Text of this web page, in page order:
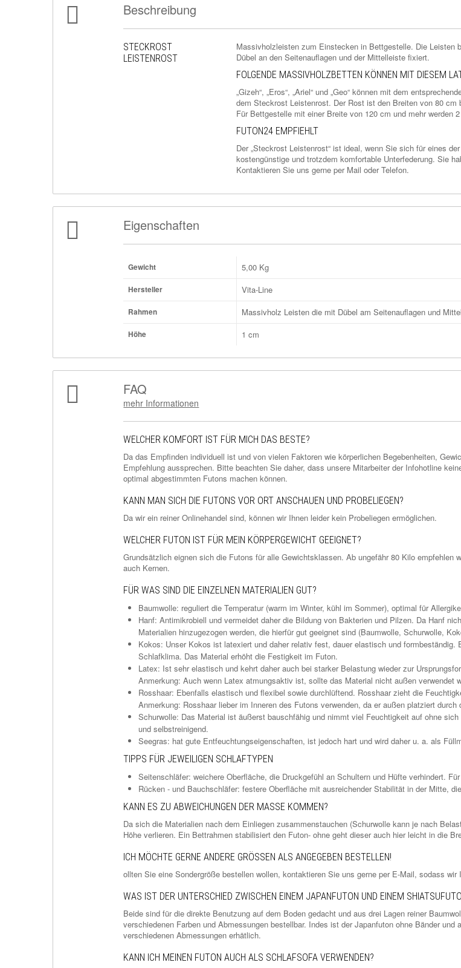
Beschreibung
STECKROST
LEISTENROST
Massivholzleisten zum Einstecken in Bettgestelle. Die Leisten
Dübel an den Seitenauflagen und der Mittelleiste fixiert.
FOLGENDE MASSIVHOLZBETTEN KÖNNEN MIT DIESEM
„Gizeh“, „Eros“, „Ariel“ und „Geo“ können mit dem
dem Steckrost Leistenrost. Der Rost ist den Breiten von 80
Für Bettgestelle mit einer Breite von 120 cm und mehr werden
FUTON24 EMPFIEHLT
Der „Steckrost Leistenrost“ ist ideal, wenn Sie sich für eines
kostengünstige und trotzdem komfortable Unterfederung. Sie
Kontaktieren Sie uns gerne per Mail oder Telefon.
Eigenschaften
Gewicht 5,00 Kg
Hersteller Vita-Line
Rahmen Massivholz Leisten die mit Dübel am Seitenauflagen und
Höhe 1 cm
FAQ
mehr Informationen
WELCHER KOMFORT IST FÜR MICH DAS BESTE?
Da das Empfinden individuell ist und von vielen Faktoren wie körperlichen Begebenheiten,
Empfehlung aussprechen. Bitte beachten Sie daher, dass unsere Mitarbeiter der Infohotline
optimal abgestimmten Futons machen können.
KANN MAN SICH DIE FUTONS VOR ORT ANSCHAUEN UND PROBELIEGEN?
Da wir ein reiner Onlinehandel sind, können wir Ihnen leider kein Probeliegen ermöglichen.
WELCHER FUTON IST FÜR MEIN KÖRPERGEWICHT GEEIGNET?
Grundsätzlich eignen sich die Futons für alle Gewichtsklassen. Ab ungefähr 80 Kilo empfehlen
auch Kernen.
FÜR WAS SIND DIE EINZELNEN MATERIALIEN GUT?
Baumwolle: reguliert die Temperatur (warm im Winter, kühl im Sommer), optimal für
Hanf: Antimikrobiell und vermeidet daher die Bildung von Bakterien und Pilzen. Da Hanf
Materialien hinzugezogen werden, die hierfür gut geeignet sind (Baumwolle, Schurwolle,
Kokos: Unser Kokos ist latexiert und daher relativ fest, dauer elastisch und
Schlafklima. Das Material erhöht die Festigkeit im Futon.
Latex: Ist sehr elastisch und kehrt daher auch bei starker Belastung wieder zur
Anmerkung: Auch wenn Latex atmungsaktiv ist, sollte das Material nicht außen verwendet
Rosshaar: Ebenfalls elastisch und flexibel sowie durchlüftend. Rosshaar zieht die
Anmerkung: Rosshaar lieber im Inneren des Futons verwenden, da er außen platziert durch
Schurwolle: Das Material ist äußerst bauschfähig und nimmt viel Feuchtigkeit auf ohne
und selbstreinigend.
Seegras: hat gute Entfeuchtungseigenschaften, ist jedoch hart und wird daher u. a. als
TIPPS FÜR JEWEILIGEN SCHLAFTYPEN
Seitenschläfer: weichere Oberfläche, die Druckgefühl an Schultern und Hüfte verhindert.
Rücken - und Bauchschläfer: festere Oberfläche mit ausreichender Stabilität in der Mitte,
KANN ES ZU ABWEICHUNGEN DER MASSE KOMMEN?
Da sich die Materialien nach dem Einliegen zusammenstauchen (Schurwolle kann je nach
Höhe verlieren. Ein Bettrahmen stabilisiert den Futon- ohne geht dieser auch hier leicht in die
ICH MÖCHTE GERNE ANDERE GRÖSSEN ALS ANGEGEBEN BESTELLEN!
ollten Sie eine Sondergröße bestellen wollen, kontaktieren Sie uns gerne per E-Mail, sodass
WAS IST DER UNTERSCHIED ZWISCHEN EINEM JAPANFUTON UND EINEM
Beide sind für die direkte Benutzung auf dem Boden gedacht und aus drei Lagen reiner
verschiedenen Farben und Abmessungen bestellbar. Indes ist der Japanfuton ohne Bänder
verschiedenen Abmessungen erhätlich.
KANN ICH MEINEN FUTON AUCH ALS SCHLAFSOFA VERWENDEN?